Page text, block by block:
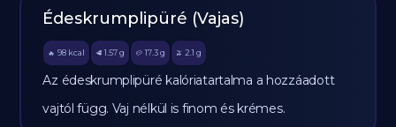
Édeskrumplipüré (Vajas)
🔥 98 kcal 🥩 1.57 g 🥔 17.3g 🫒 2.1 g
Az édeskrumplipüré kalóriatartalma a hozzáadott
vajtól függ. Vaj nélkül is finom és krémes.